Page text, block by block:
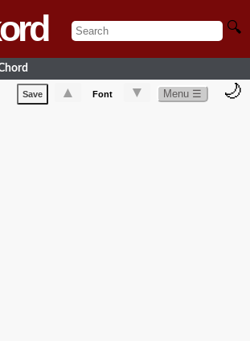
🔍
Save ▲ Font ▼ Menu ☰ 🌙